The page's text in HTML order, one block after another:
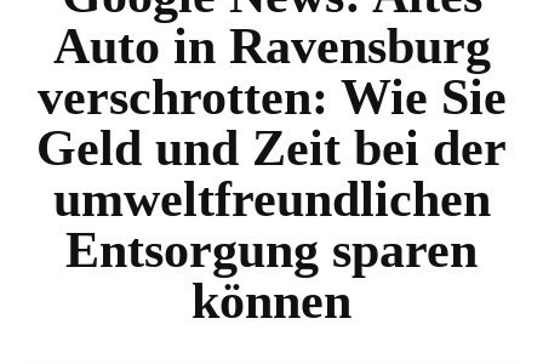
Auto in Ravensburg
verschrotten: Wie Sie
Geld und Zeit bei der
umweltfreundlichen
Entsorgung sparen
können